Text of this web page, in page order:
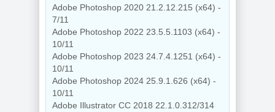
Adobe Photoshop 2020 21.2.12.215 (x64) -
7/11
Adobe Photoshop 2022 23.5.5.1103 (x64) -
10/11
Adobe Photoshop 2023 24.7.4.1251 (x64) -
10/11
Adobe Photoshop 2024 25.9.1.626 (x64) -
10/11
Adobe Illustrator CC 2018 22.1.0.312/314